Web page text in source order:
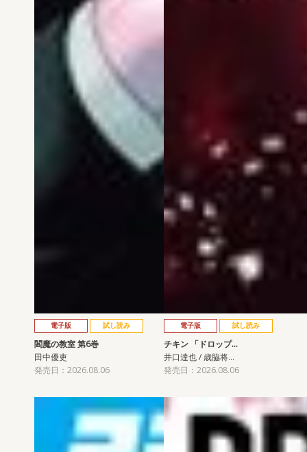
電子版 試し読み
閻魔の教室 第6巻
田中優吏
発売日：2026.08.06
電子版 試し読み
チキン 「ドロップ…
井口達也 / 歳脇将…
発売日：2026.08.06